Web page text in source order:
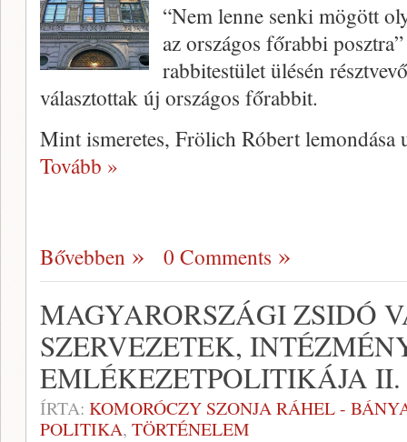
“Nem lenne senki mögött
az országos főrabbi
rabbitestület ülésén
választottak új országos főrabbit.
Mint ismeretes, Frölich Róbert
Tovább »
Bővebben 0 Comments
MAGYARORSZÁGI ZSIDÓ
SZERVEZETEK,
EMLÉKEZETPOLITIKÁJA II.
ÍRTA: KOMORÓCZY SZONJA RÁHEL -
POLITIKA, TÖRTÉNELEM